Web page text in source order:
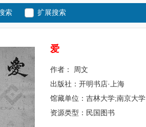
索 扩展搜索
爱
作者： 周文
出版社：开明书店·上海
馆藏单位：吉林大学;南京大学
资源类型：民国图书